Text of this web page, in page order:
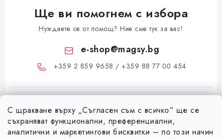
С щракване върху „Съгласен съм с всичко“ ще се
съхраняват функционални, преференциални,
аналитични и маркетингови бисквитки – по този начин
Ще ви помогнем с избора
Нуждаете се от помощ? Ние сме тук за вас!
e-shop@magsy.bg
+359 2 859 9658 / +359 88 77 00 454